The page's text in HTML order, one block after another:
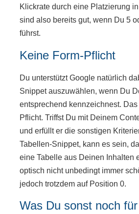
Klickrate durch eine Platzierung
sind also bereits gut, wenn Du 5
führst.
Keine Form-Pflicht
Du unterstützt Google natürlich
Snippet auszuwählen, wenn Du
entsprechend kennzeichnest.
Pflicht. Triffst Du mit Deinem
und erfüllt er die sonstigen
Tabellen-Snippet, kann es sein,
eine Tabelle aus Deinen Inhalten
optisch nicht unbedingt immer
jedoch trotzdem auf Position 0.
Was Du sonst noch